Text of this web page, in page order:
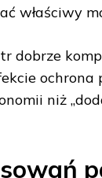
właściwy
dobrze
niż